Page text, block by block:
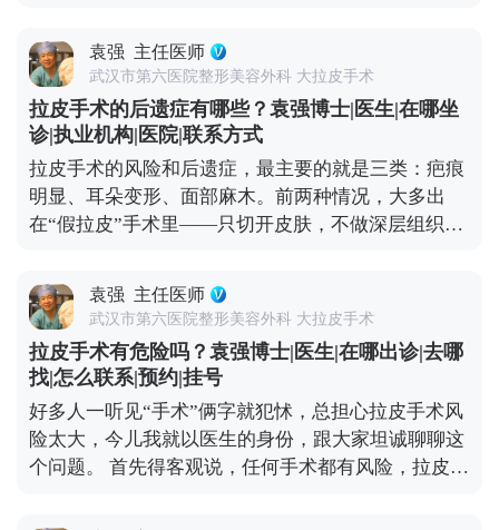
也就是说，之后你会一直比同龄人看起来更紧致、更
年轻。 当然了，拉皮也不是一劳永逸的。术后还是要
注意日常保养，比如做好皮肤护理、控制夸张表情、
保持健康作息。毕竟手术主要解决的是“下垂”问题，
而皱纹、肤质这些细节，还需要靠日常维护来配合。
想知道更多关于MCR复合提升术的问题，可以去官方
媒体平台（公众号、百家号、小红薯）预约面诊，详
细了解。
手术方案的精准设计。 举个例子，之前有位50岁的求
美者，她皮肤弹性还不错，就是组织下垂明显，下颌
线模糊。做完拉皮手术后，下垂的组织复位了，下颌
线变得清晰紧致，看起来就像40出头，效果很直观。
但大家要清楚，拉皮不是“换脸”，它不会改变你的五
官基础，也不可能让你直接变回20岁。 它更像是给下
垂的组织做一次“复位”，让它们回到该在的位置，从
而实现视觉上的“减龄”。如果术后能做好保养，比如
态还能维持得更久。 想知道更多关于MCR复合提升
术的问题，可以去官方媒体平台（公众号、百家号、
小红薯）预约面诊，详细了解。
袁强 主任医师
武汉市第六医院整形美容外科 大拉皮手术
拉皮手术的后遗症有哪些？袁强博士|医生|在哪坐
诊|执业机构|医院|联系方式
拉皮手术的风险和后遗症，最主要的就是三类：疤痕
明显、耳朵变形、面部麻木。前两种情况，大多出
在“假拉皮”手术里——只切开皮肤，不做深层组织提
织会往下拽切口和耳朵，慢慢就会出现疤痕变宽、耳
朵变形的问题。 但正规的拉皮手术完全不是这样，核
心是做深层筋膜提升，再配合减张缝合，让组织在复
位后的位置自然贴合，不会强行拉扯切口和耳朵，这
样就能最大程度避免疤痕和耳朵变形的问题。 至于面
部麻木，大家可以放心，面部神经本来就丰富，手术
中难免会碰到一些细小的神经末梢，术后短期内可能
会有麻木感，但这种感觉一般三个月内就会慢慢恢
袁强 主任医师
武汉市第六医院整形美容外科 大拉皮手术
拉皮手术有危险吗？袁强博士|医生|在哪出诊|去哪
找|怎么联系|预约|挂号
好多人一听见“手术”俩字就犯怵，总担心拉皮手术风
险太大，今儿我就以医生的身份，跟大家坦诚聊聊这
个问题。 首先得客观说，任何手术都有风险，拉皮也
皮肤凹凸不平，严重的还可能损伤神经。比如有些朋